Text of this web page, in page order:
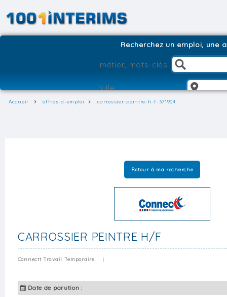
Recherchez un emploi, une
Accueil offres-d-emploi carrossier-peintre-h-f-371904
Retour à ma recherche
CARROSSIER PEINTRE H/F
Connectt Travail Temporaire |
Date de parution :